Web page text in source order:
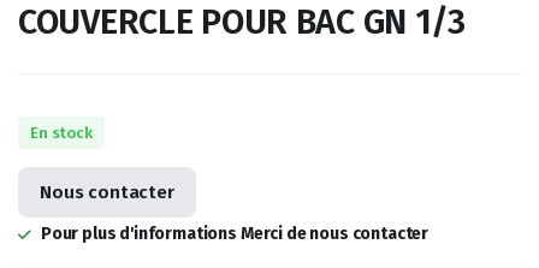
COUVERCLE POUR BAC GN 1/3
En stock
Nous contacter
Pour plus d'informations Merci de nous contacter